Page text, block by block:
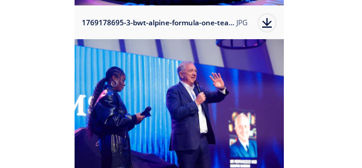
1769178695-3-bwt-alpine-formula-one-team-s-new-livery?auto=format JPG